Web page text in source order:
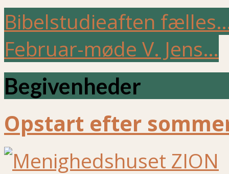
Bibelstudieaften
Februar-møde V. Jens…
Begivenheder
Opstart efter